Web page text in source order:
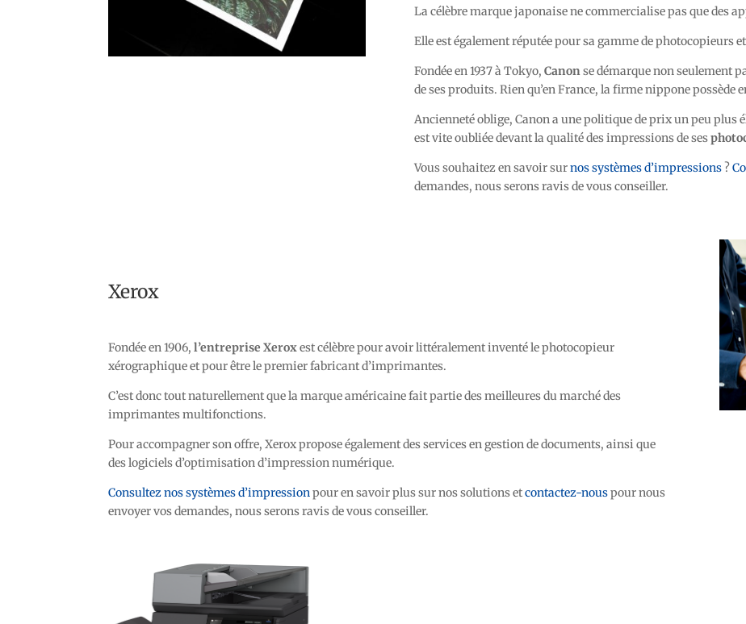
La célèbre marque japonaise ne commercialise pas que des
Elle est également réputée pour sa gamme dephotocopieurs
Fondée en 1937 à Tokyo, Canonse démarque non seulement
de ses produits. Rien qu’en France, la firme nippone possède
Ancienneté oblige, Canon a une politique de prix un peu plus
est vite oubliée devant la qualité des impressions de ses
Vous souhaitez en savoir surnos systèmes d’impressions?
demandes, nous serons ravis de vous conseiller.
Xerox
Fondée en 1906, l’entreprise Xeroxest célèbre pour avoir littéralement inventé le photocopieur
xérographique et pour être le premier fabricant d’imprimantes.
C’est donc tout naturellement que la marque américaine fait partie des meilleures du marché des
imprimantes multifonctions.
Pour accompagner son offre, Xerox propose également des services en gestion de documents, ainsi que
des logiciels d’optimisation d’impression numérique.
Consultez nos systèmes d’impressionpour en savoir plus sur nos solutions etcontactez-nouspour nous
envoyer vos demandes, nous serons ravis de vous conseiller.